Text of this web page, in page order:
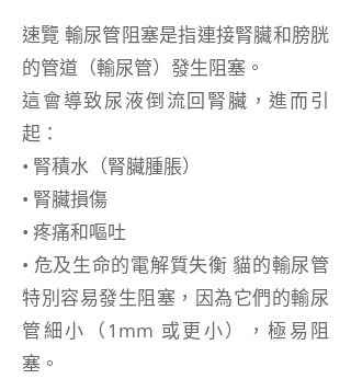
速覽 輸尿管阻塞是指連接腎臟和膀胱
的管道（輸尿管）發生阻塞。
這會導致尿液倒流回腎臟，進而引
起：
• 腎積水（腎臟腫脹）
• 腎臟損傷
• 疼痛和嘔吐
• 危及生命的電解質失衡 貓的輸尿管
特別容易發生阻塞，因為它們的輸尿
管細小（1mm 或更小），極易阻
塞。